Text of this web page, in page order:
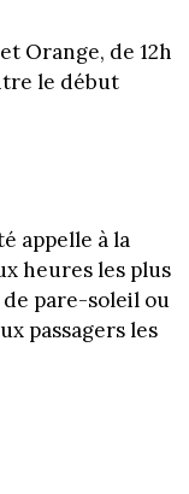
Orange, de 12h
le début
appelle à la
heures les plus
pare-soleil ou
passagers les